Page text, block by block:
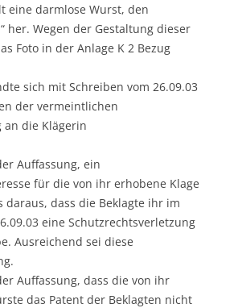
eine darmlose Wurst, den
her. Wegen der Gestaltung dieser
Foto in der Anlage K 2 Bezug
sich mit Schreiben vom 26.09.03
der vermeintlichen
an die Klägerin
Auffassung, ein
für die von ihr erhobene Klage
daraus, dass die Beklagte ihr im
eine Schutzrechtsverletzung
Ausreichend sei diese
Auffassung, dass die von ihr
das Patent der Beklagten nicht